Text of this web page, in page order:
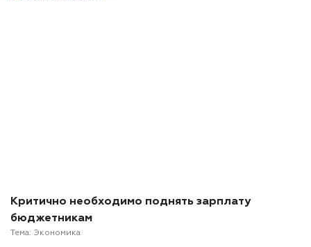
Критично необходимо поднять зарплату
бюджетникам
Тема: Экономика